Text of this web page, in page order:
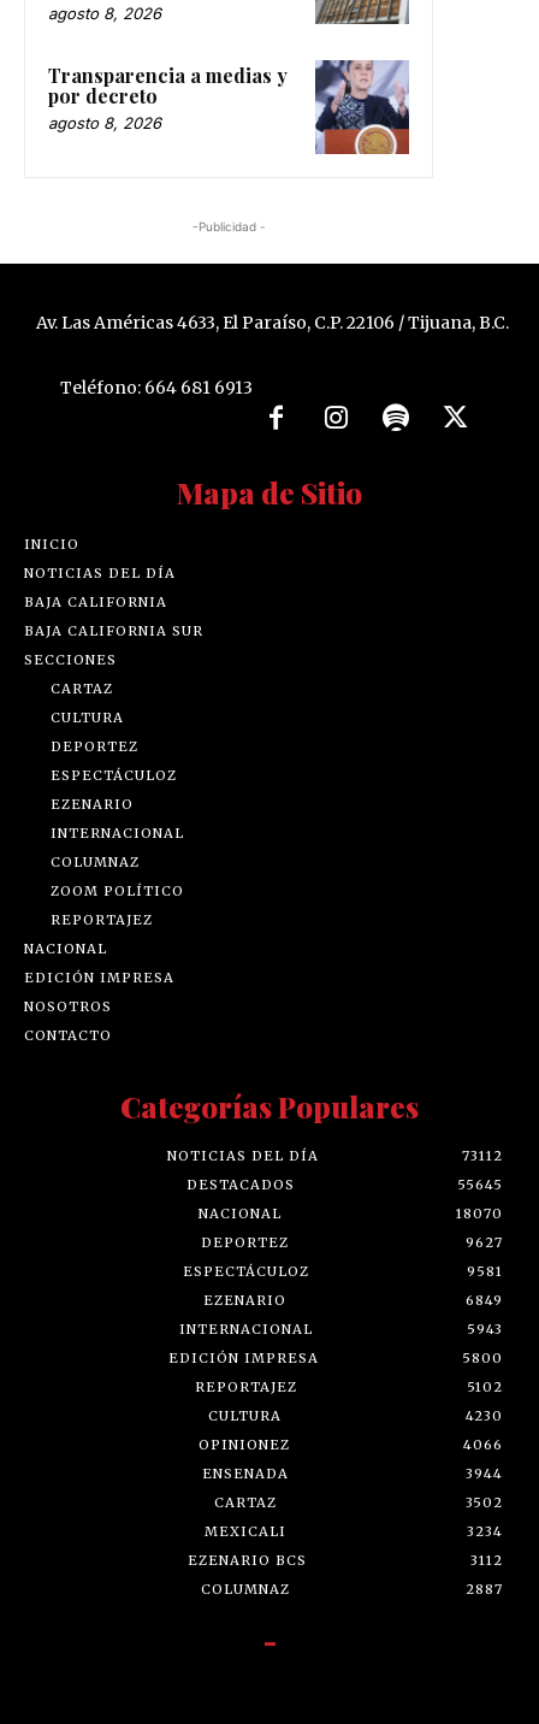
agosto 8, 2026
Transparencia a medias y
por decreto
agosto 8, 2026
-Publicidad -
Av. Las Américas 4633, El Paraíso, C.P. 22106 / Tijuana, B.C.
Teléfono: 664 681 6913
Mapa de Sitio
INICIO
NOTICIAS DEL DÍA
BAJA CALIFORNIA
BAJA CALIFORNIA SUR
SECCIONES
CARTAZ
CULTURA
DEPORTEZ
ESPECTÁCULOZ
EZENARIO
INTERNACIONAL
COLUMNAZ
ZOOM POLÍTICO
REPORTAJEZ
NACIONAL
EDICIÓN IMPRESA
NOSOTROS
CONTACTO
Categorías Populares
NOTICIAS DEL DÍA
73112
DESTACADOS
55645
NACIONAL
18070
DEPORTEZ
9627
ESPECTÁCULOZ
9581
EZENARIO
6849
INTERNACIONAL
5943
EDICIÓN IMPRESA
5800
REPORTAJEZ
5102
CULTURA
4230
OPINIONEZ
4066
ENSENADA
3944
CARTAZ
3502
MEXICALI
3234
EZENARIO BCS
3112
COLUMNAZ
2887
-